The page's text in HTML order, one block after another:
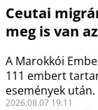
Ceutai
meg is van
A Marokkói
111 embert
események után.
2026.08.07 19:11